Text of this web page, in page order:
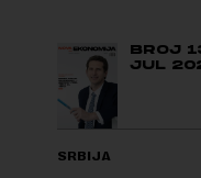
BROJ
JUL
SRBIJA